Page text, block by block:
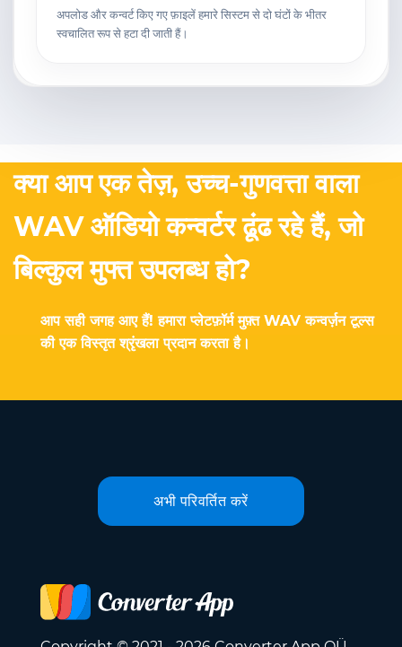
अपलोड और कन्वर्ट किए गए फ़ाइलें हमारे सिस्टम से दो घंटों के भीतर
स्वचालित रूप से हटा दी जाती हैं।
क्या आप एक तेज़, उच्च-गुणवत्ता वाला
WAV ऑडियो कन्वर्टर ढूंढ रहे हैं, जो
बिल्कुल मुफ्त उपलब्ध हो?
आप सही जगह आए हैं! हमारा प्लेटफ़ॉर्म मुफ़्त WAV कन्वर्ज़न टूल्स
की एक विस्तृत श्रृंखला प्रदान करता है।
अभी परिवर्तित करें